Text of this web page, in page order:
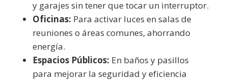
y garajes sin tener que tocar un interruptor.
Oficinas: Para activar luces en salas de
reuniones o áreas comunes, ahorrando
energía.
Espacios Públicos: En baños y pasillos
para mejorar la seguridad y eficiencia